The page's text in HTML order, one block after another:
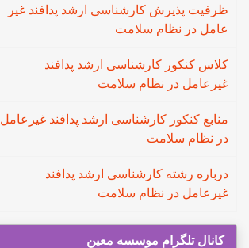
ظرفیت پذیرش کارشناسی ارشد پدافند غیر
عامل در نظام سلامت
کلاس کنکور کارشناسی ارشد پدافند
غیرعامل در نظام سلامت
منابع کنکور کارشناسی ارشد پدافند غیرعامل
در نظام سلامت
درباره رشته کارشناسی ارشد پدافند
غیرعامل در نظام سلامت
کانال تلگرام موسسه معین